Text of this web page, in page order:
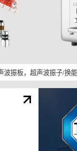
波振板，超声波振子/换